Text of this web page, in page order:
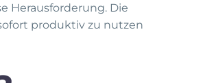
Herausforderung. Die
produktiv zu nutzen